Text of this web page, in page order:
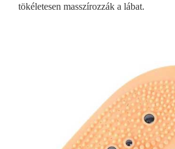
tökéletesen masszírozzák a lábat.